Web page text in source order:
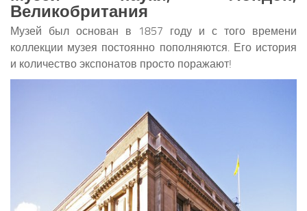
Великобритания
Музей был основан в 1857 году и с того времени
коллекции музея постоянно пополняются. Его история
и количество экспонатов просто поражают!